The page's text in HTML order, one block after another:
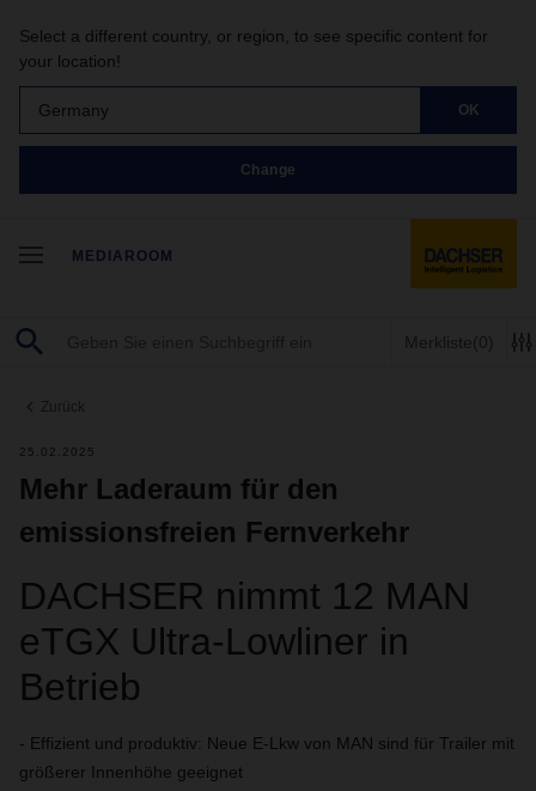
Select a different country, or region, to see specific content for
your location!
Germany OK
Change
MEDIAROOM
Merkliste(0)
Zurück
25.02.2025
Mehr Laderaum für den
emissionsfreien Fernverkehr
DACHSER nimmt 12 MAN
eTGX Ultra-Lowliner in
Betrieb
- Effizient und produktiv: Neue E-Lkw von MAN sind für Trailer mit
größerer Innenhöhe geeignet